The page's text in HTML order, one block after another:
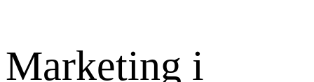
to
content
Marketing i